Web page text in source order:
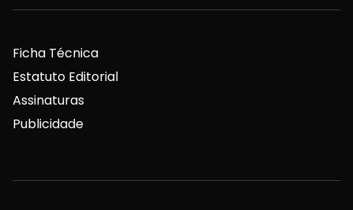
Ficha Técnica
Estatuto Editorial
Assinaturas
Publicidade